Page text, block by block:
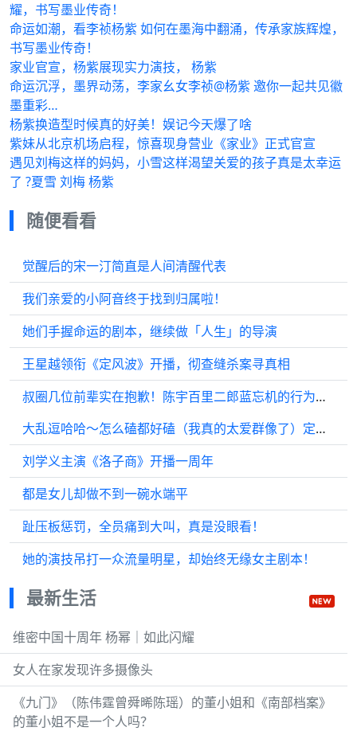
耀，书写墨业传奇！
命运如潮，看李祯杨紫 如何在墨海中翻涌，传承家族辉煌，
书写墨业传奇！
家业官宣，杨紫展现实力演技， 杨紫
命运沉浮，墨界动荡，李家幺女李祯@杨紫 邀你一起共见徽
墨重彩…
杨紫换造型时候真的好美！娱记今天爆了啥
紫妹从北京机场启程，惊喜现身营业《家业》正式官宣
遇见刘梅这样的妈妈，小雪这样渴望关爱的孩子真是太幸运
了 ?夏雪 刘梅 杨紫
随便看看
觉醒后的宋一汀简直是人间清醒代表
我们亲爱的小阿音终于找到归属啦！
她们手握命运的剧本，继续做「人生」的导演
王星越领衔《定风波》开播，彻查缝杀案寻真相
叔圈几位前辈实在抱歉！陈宇百里二郎蓝忘机的行为与王一博本人毫无关联！
大乱逗哈哈～怎么磕都好磕（我真的太爱群像了）定风波少年热血番终于定了
刘学义主演《洛子商》开播一周年
都是女儿却做不到一碗水端平
趾压板惩罚，全员痛到大叫，真是没眼看！
她的演技吊打一众流量明星，却始终无缘女主剧本！
最新生活
维密中国十周年 杨幂｜如此闪耀
女人在家发现许多摄像头
《九门》（陈伟霆曾舜晞陈瑶）的董小姐和《南部档案》
的董小姐不是一个人吗？